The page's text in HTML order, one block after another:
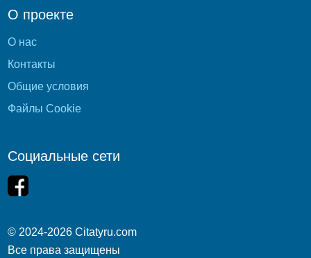
О проекте
О нас
Контакты
Общие условия
Файлы Cookie
Социальные сети
© 2024-2026 Citatyru.com
Все права защищены